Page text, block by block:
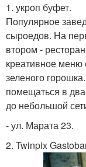
1. укроп буфет.
Популярное
сыроедов. На
втором -
креативное меню
зеленого
помещаться в
до небольшой
- ул. Марата 23.
2. Twinpix